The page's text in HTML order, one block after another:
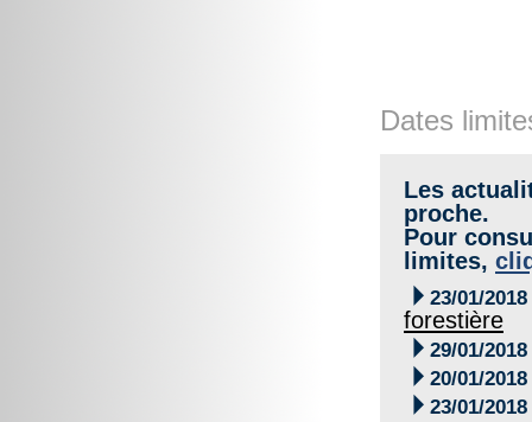
Dates
Les
proche.
Pour
limites,
 23/01/2018
forestière
 29/01/2018
 20/01/2018
 23/01/2018